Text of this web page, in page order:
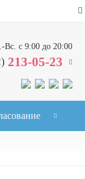
Вс. с 9:00 до 20:00
213-05-23